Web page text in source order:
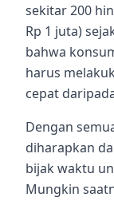
sekitar 200
Rp 1 juta)
bahwa
harus
cepat
Dengan
diharapkan
bijak waktu
Mungkin